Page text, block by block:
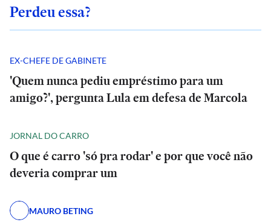
Perdeu essa?
EX-CHEFE DE GABINETE
'Quem nunca pediu empréstimo para um
amigo?', pergunta Lula em defesa de Marcola
JORNAL DO CARRO
O que é carro 'só pra rodar' e por que você não
deveria comprar um
MAURO BETING